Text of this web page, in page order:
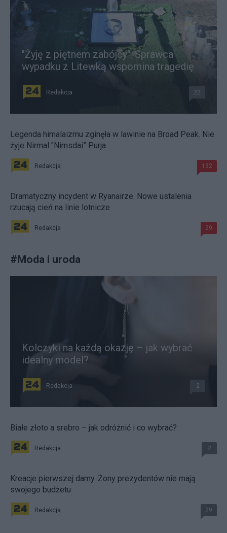
"Żyję z piętnem zabójcy". Sprawca
wypadku z Litewką wspomina tragedię
Redakcja 22
Legenda himalaizmu zginęła w lawinie na Broad Peak. Nie
żyje Nirmal "Nimsdai” Purja
Redakcja 132
Dramatyczny incydent w Ryanairze. Nowe ustalenia
rzucają cień na linie lotnicze
Redakcja 29
#Moda i uroda
Kolczyki na każdą okazję – jak wybrać
idealny model?
Redakcja 2
Białe złoto a srebro – jak odróżnić i co wybrać?
Redakcja 2
Kreacje pierwszej damy. Żony prezydentów nie mają
swojego budżetu
Redakcja 29